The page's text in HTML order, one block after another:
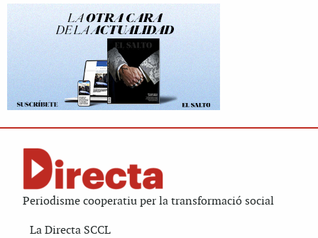
Periodisme cooperatiu per la transformació social
La Directa SCCL